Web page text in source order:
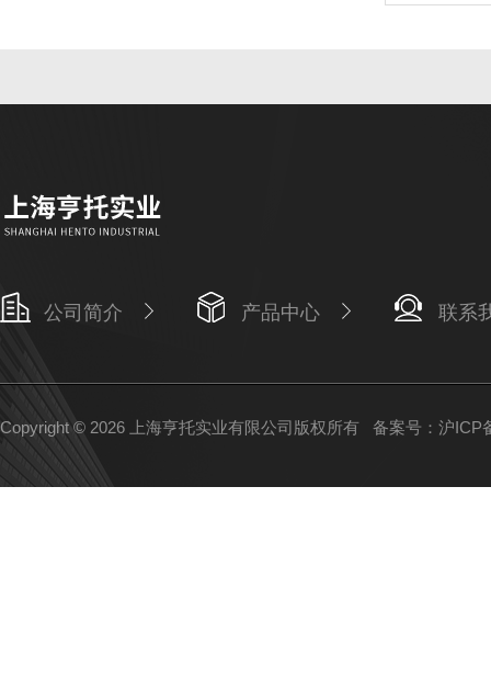
公司简介 产品中心 联系
Copyright © 2026 上海亨托实业有限公司版权所有 备案号：沪ICP